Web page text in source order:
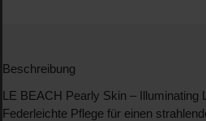
Beschreibung
LE BEACH Pearly Skin – Illuminating
Federleichte Pflege für einen